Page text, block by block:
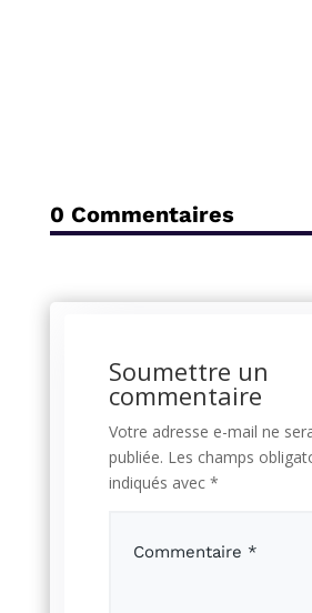
0 Commentaires
Soumettre un
commentaire
Votre adresse e-mail ne
publiée. Les champs
indiqués avec *